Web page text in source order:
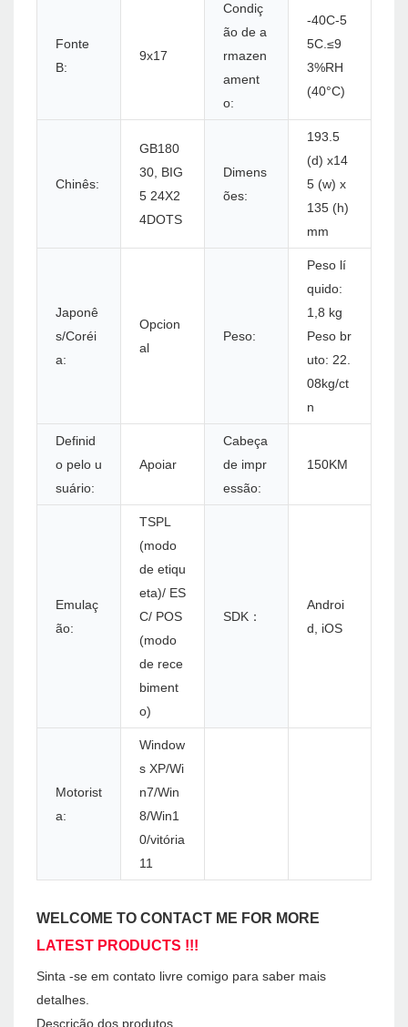
Fonte
B:
9x17
Condiç
ão de a
rmazen
ament
o:
-40C-5
5C.≤9
3%RH
(40°C)
Chinês:
GB180
30, BIG
5 24X2
4DOTS
Dimens
ões:
193.5
(d) x14
5 (w) x
135 (h)
mm
Japonê
s/Coréi
a:
Opcion
al
Peso:
Peso lí
quido:
1,8 kg
Peso br
uto: 22.
08kg/ct
n
Definid
o pelo u
suário:
Apoiar
Cabeça
de impr
essão:
150KM
Emulaç
ão:
TSPL
(modo
de etiqu
eta)/ ES
C/ POS
(modo
de rece
biment
o)
SDK：
Androi
d, iOS
Motorist
a:
Window
s XP/Wi
n7/Win
8/Win1
0/vitória
11
WELCOME TO CONTACT ME FOR MORE
LATEST PRODUCTS !!!
Sinta -se em contato livre comigo para saber mais
detalhes.
Descrição dos produtos